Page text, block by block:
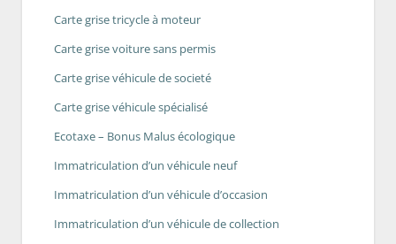
Carte grise tricycle à moteur
Carte grise voiture sans permis
Carte grise véhicule de societé
Carte grise véhicule spécialisé
Ecotaxe – Bonus Malus écologique
Immatriculation d’un véhicule neuf
Immatriculation d’un véhicule d’occasion
Immatriculation d’un véhicule de collection